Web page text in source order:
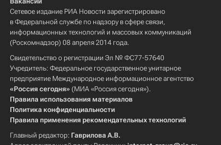
Сетевое издание РИА Новости зарегистрировано
в Федеральной службе по надзору в сфере связи,
информационных технологий и массовых коммуникаций
(Роскомнадзор) 08 апреля 2014 года.
Свидетельство о регистрации Эл № ФС77-57640
Учредитель: Федеральное государственное унитарное
предприятие Международное информационное агентство
«Россия сегодня» (МИА «Россия сегодня»).
Правила использования материалов
Политика конфиденциальности
Правила применения рекомендательных технологий
Главный редактор: Гаврилова А.В.